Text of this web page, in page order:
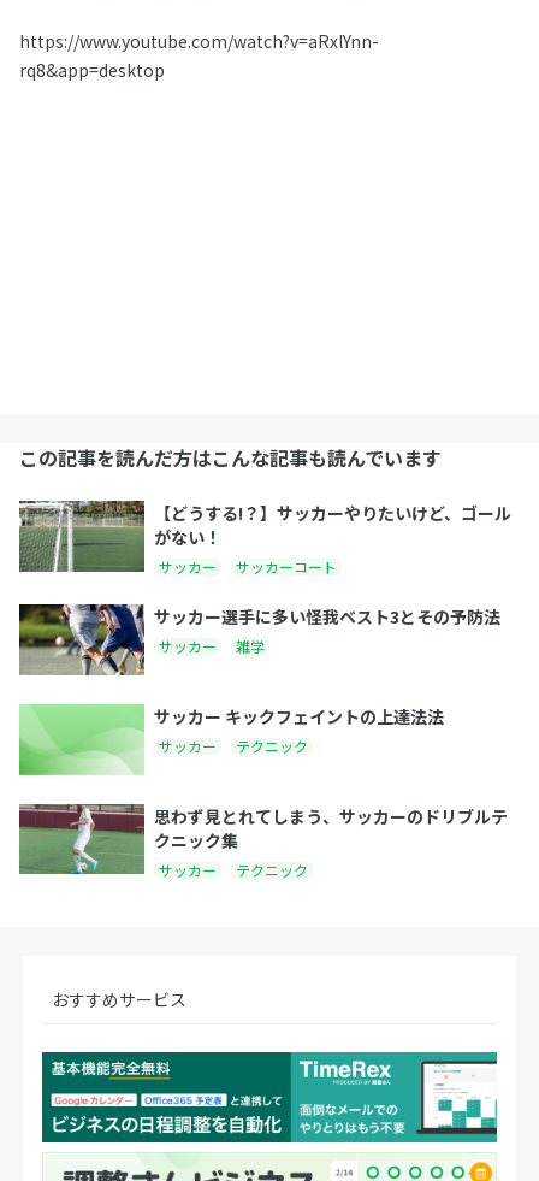
https://www.youtube.com/watch?v=aRxlYnn-
rq8&app=desktop
この記事を読んだ方はこんな記事も読んでいます
【どうする!？】サッカーやりたいけど、ゴール
がない！
サッカー サッカーコート
サッカー選手に多い怪我ベスト3とその予防法
サッカー 雑学
サッカー キックフェイントの上達法法
サッカー テクニック
思わず見とれてしまう、サッカーのドリブルテ
クニック集
サッカー テクニック
おすすめサービス